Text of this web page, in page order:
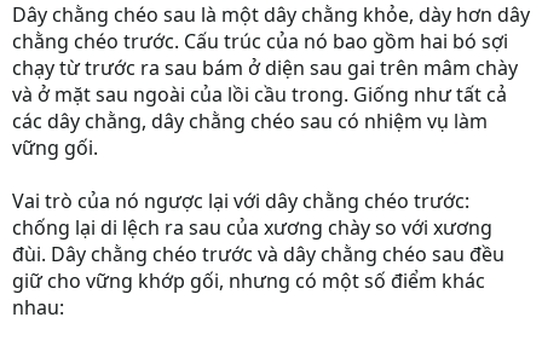
Dây chằng chéo sau là một dây chằng khỏe, dày hơn dây
chằng chéo trước. Cấu trúc của nó bao gồm hai bó sợi
chạy từ trước ra sau bám ở diện sau gai trên mâm chày
và ở mặt sau ngoài của lồi cầu trong. Giống như tất cả
các dây chằng, dây chằng chéo sau có nhiệm vụ làm
vững gối.
Vai trò của nó ngược lại với dây chằng chéo trước:
chống lại di lệch ra sau của xương chày so với xương
đùi. Dây chằng chéo trước và dây chằng chéo sau đều
giữ cho vững khớp gối, nhưng có một số điểm khác
nhau: